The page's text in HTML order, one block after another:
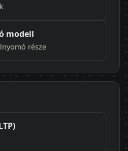
modell
része